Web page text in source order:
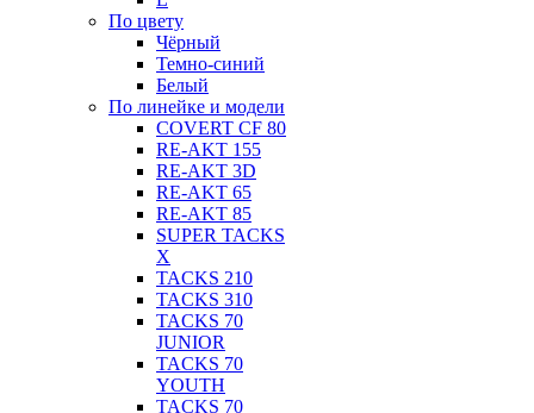
По цвету
Чёрный
Темно-синий
Белый
По линейке и модели
COVERT CF 80
RE-AKT 155
RE-AKT 3D
RE-AKT 65
RE-AKT 85
SUPER TACKS
X
TACKS 210
TACKS 310
TACKS 70
JUNIOR
TACKS 70
YOUTH
TACKS 70